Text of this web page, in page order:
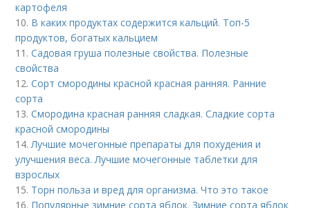
картофеля
10. В каких продуктах содержится кальций. Топ-5
продуктов, богатых кальцием
11.Садовая груша полезные свойства. Полезные
свойства
12.Сорт смородины красной красная ранняя. Ранние
сорта
13.Смородина красная ранняя сладкая. Сладкие сорта
красной смородины
14.Лучшие мочегонные препараты для похудения и
улучшения веса. Лучшие мочегонные таблетки для
взрослых
15. Торн польза и вред для организма. Что это такое
16. Популярные зимние сорта яблок. Зимние сорта яблок